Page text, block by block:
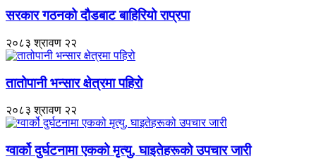
सरकार गठनको दौडबाट बाहिरियो राप्रपा
२०८३ श्रावण २२
तातोपानी भन्सार क्षेत्रमा पहिरो
२०८३ श्रावण २२
ग्वार्को दुर्घटनामा एकको मृत्यु, घाइतेहरूको उपचार जारी